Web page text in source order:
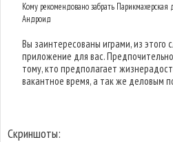
Кому рекомендовано забрать
Андроид
Вы заинтересованы играми, из этого
приложение для вас.
тому, кто предполагает
вакантное время, а так же деловым
Скриншоты: